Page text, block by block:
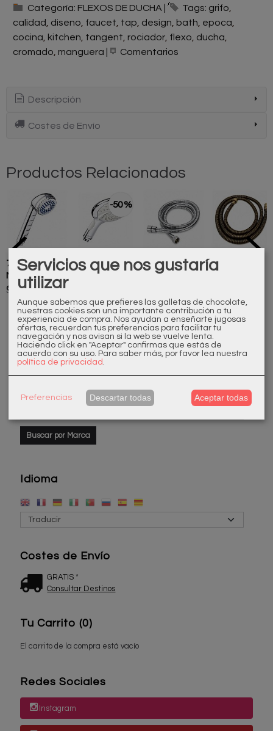
Idioma
Costes de Envío
GRATIS *
Consultar Destinos
Tu Carrito (0)
El carrito de la compra está vacío
Redes Sociales
Instagram
Categoría: FLEXOS DE DUCHA Tags: grifo
calidad
diseno faucet tap design bath epoca
cocina
kitchen tangent rociador flexo ducha
cromado manguera Comentarios
Descripción
Costes de Envío
Productos Relacionados
700421110
Mango de
ducha
5,00 €
-50 %
600863110
Mango de
500468110
Flexo
metalico
500256250
Bronce 1.7...
Servicios que nos gustaría
utilizar
Aunque sabemos que prefieres las galletas de chocolate,
nuestras cookies son una importante contribución a tu
experiencia de compra. Nos ayudan a enseñarte jugosas
ofertas, recuerdan tus preferencias para facilitar tu
navegación y nos avisan si la web se vuelve lenta.
Haciendo click en "Aceptar" confirmas que estás de
acuerdo con su uso. Para saber más, por favor lea nuestra
política de privacidad
Preferencias Descartar todas Aceptar todas